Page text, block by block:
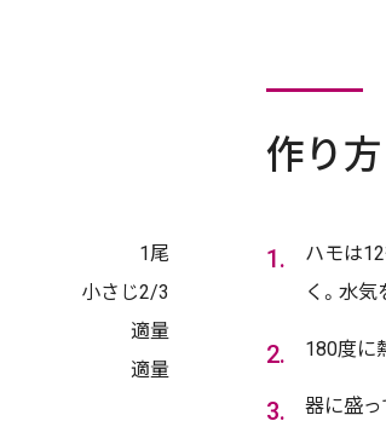
1尾
小さじ2/3
適量
適量
作り方
ハモは
く。水気
180度に
器に盛っ